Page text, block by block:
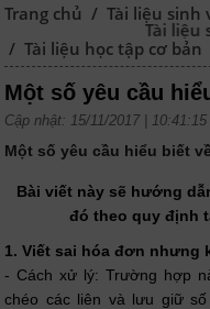
Trang chủ /Tài liệu sinh
Tài liệu
/Tài liệu học tập cơ bản
Một số yêu cầu
Cập nhật: 15/11/2017 |
Một số yêu cầu hiểu biết
Bài viết này sẽ hướng
đó theo quy định
1. Viết sai hóa đơn nhưng
- Cách xử lý: Trường hợp
chéo các liên và lưu giữ